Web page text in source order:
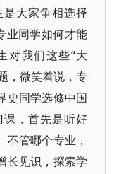
大家争相选择
业同学如何才能
对我们这些“大
，微笑着说，专
史同学选修中国
，首先是听好
管哪个专业，
长见识，探索学